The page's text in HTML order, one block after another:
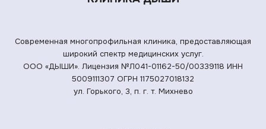
Современная многопрофильная клиника, предоставляющая
широкий спектр медицинских услуг.
ООО «ДЫШИ». Лицензия №Л041-01162-50/00339118 ИНН
5009111307 ОГРН 1175027018132
ул. Горького, 3, п. г. т. Михнево